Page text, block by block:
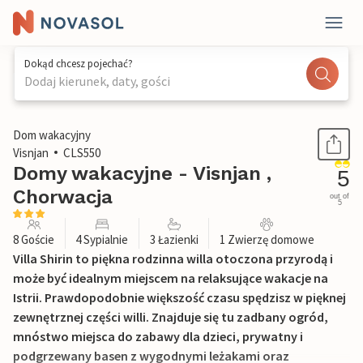
Dokąd chcesz pojechać?
Dodaj kierunek, daty, gości
1 / 50
Dom wakacyjny
Visnjan
CLS550
Domy wakacyjne - Visnjan ,
Chorwacja
5
out of
5
8 Goście 4 Sypialnie 3 Łazienki 1 Zwierzę domowe
Villa Shirin to piękna rodzinna willa otoczona przyrodą i
może być idealnym miejscem na relaksujące wakacje na
Istrii. Prawdopodobnie większość czasu spędzisz w pięknej
zewnętrznej części willi. Znajduje się tu zadbany ogród,
mnóstwo miejsca do zabawy dla dzieci, prywatny i
podgrzewany basen z wygodnymi leżakami oraz